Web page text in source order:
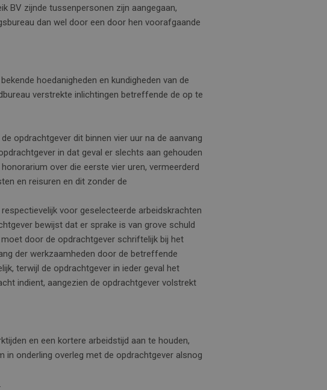
BV zijnde tussenpersonen zijn aangegaan,
dan wel door een door hen voorafgaande
hoedanigheden en kundigheden van de
verstrekte inlichtingen betreffende de op te
opdrachtgever dit binnen vier uur na de aanvang
in dat geval er slechts aan gehouden
over die eerste vier uren, vermeerderd
en reisuren en dit zonder de
voor geselecteerde arbeidskrachten
bewijst dat er sprake is van grove schuld
door de opdrachtgever schriftelijk bij het
der werkzaamheden door de betreffende
terwijl de opdrachtgever in ieder geval het
indient, aangezien de opdrachtgever volstrekt
en een kortere arbeidstijd aan te houden,
in onderling overleg met de opdrachtgever alsnog